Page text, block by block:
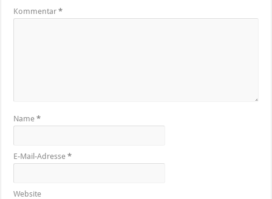
Kommentar*
Name*
E-Mail-Adresse*
Website